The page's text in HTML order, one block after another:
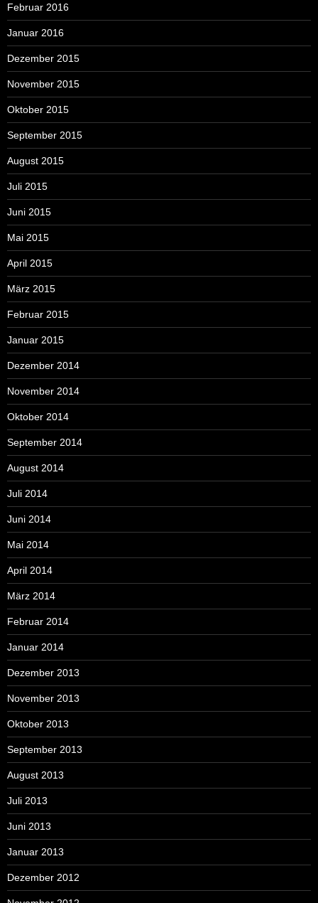
Februar 2016
Januar 2016
Dezember 2015
November 2015
Oktober 2015
September 2015
August 2015
Juli 2015
Juni 2015
Mai 2015
April 2015
März 2015
Februar 2015
Januar 2015
Dezember 2014
November 2014
Oktober 2014
September 2014
August 2014
Juli 2014
Juni 2014
Mai 2014
April 2014
März 2014
Februar 2014
Januar 2014
Dezember 2013
November 2013
Oktober 2013
September 2013
August 2013
Juli 2013
Juni 2013
Januar 2013
Dezember 2012